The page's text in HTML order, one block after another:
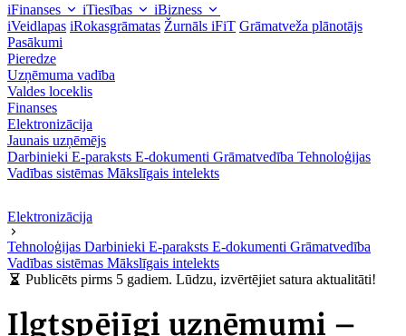
iFinanses iTiesības
iBizness
iVeidlapas iRokasgrāmatas Žurnāls iFiT Grāmatveža plānotājs
Pasākumi
Pieredze
Uzņēmuma vadība
Valdes loceklis
Finanses
Elektronizācija
Jaunais uzņēmējs
Darbinieki E-paraksts E-dokumenti Grāmatvedība Tehnoloģijas
Vadības sistēmas Mākslīgais intelekts
Elektronizācija
Tehnoloģijas Darbinieki E-paraksts E-dokumenti Grāmatvedība
Vadības sistēmas Mākslīgais intelekts
Publicēts pirms 5 gadiem. Lūdzu, izvērtējiet satura aktualitāti!
Ilgtspējīgi uzņēmumi –